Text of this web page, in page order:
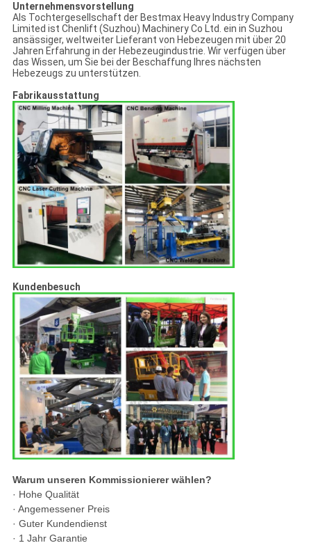
Unternehmensvorstellung
Als Tochtergesellschaft der Bestmax Heavy Industry Company
Limited ist Chenlift (Suzhou) Machinery Co Ltd. ein in Suzhou
ansässiger, weltweiter Lieferant von Hebezeugen mit über 20
Jahren Erfahrung in der Hebezeugindustrie. Wir verfügen über
das Wissen, um Sie bei der Beschaffung Ihres nächsten
Hebezeugs zu unterstützen.
Fabrikausstattung
Kundenbesuch
Warum unseren Kommissionierer wählen?
· Hohe Qualität
· Angemessener Preis
· Guter Kundendienst
· 1 Jahr Garantie